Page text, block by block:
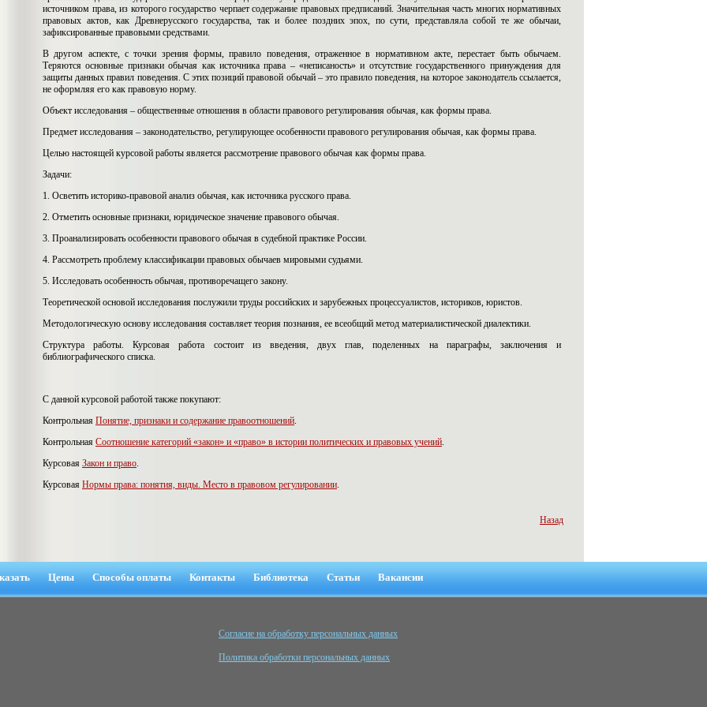
источником права, из которого государство черпает содержание правовых предписаний. Значительная часть многих нормативных
правовых актов, как Древнерусского государства, так и более поздних эпох, по сути, представляла собой те же обычаи,
зафиксированные правовыми средствами.
В другом аспекте, с точки зрения формы, правило поведения, отраженное в нормативном акте, перестает быть обычаем.
Теряются основные признаки обычая как источника права – «неписаность» и отсутствие государственного принуждения для
защиты данных правил поведения. С этих позиций правовой обычай – это правило поведения, на которое законодатель ссылается,
не оформляя его как правовую норму.
Объект исследования – общественные отношения в области правового регулирования обычая, как формы права.
Предмет исследования – законодательство, регулирующее особенности правового регулирования обычая, как формы права.
Целью настоящей курсовой работы является рассмотрение правового обычая как формы права.
Задачи:
1. Осветить историко-правовой анализ обычая, как источника русского права.
2. Отметить основные признаки, юридическое значение правового обычая.
3. Проанализировать особенности правового обычая в судебной практике России.
4. Рассмотреть проблему классификации правовых обычаев мировыми судьями.
5. Исследовать особенность обычая, противоречащего закону.
Теоретической основой исследования послужили труды российских и зарубежных процессуалистов, историков, юристов.
Методологическую основу исследования составляет теория познания, ее всеобщий метод материалистической диалектики.
Структура работы. Курсовая работа состоит из введения, двух глав, поделенных на параграфы, заключения и
библиографического списка.
С данной курсовой работой также покупают:
Контрольная Понятие, признаки и содержание правоотношений.
Контрольная Соотношение категорий «закон» и «право» в истории политических и правовых учений.
Курсовая Закон и право.
Курсовая Нормы права: понятия, виды. Место в правовом регулировании.
Назад
Цены Способы оплаты Контакты Библиотека Статьи Вакансии
Cогласие на обработку персональных данных
Политика обработки персональных данных